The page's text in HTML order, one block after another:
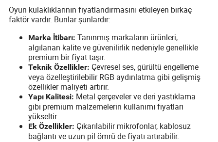
Oyun kulaklıklarının fiyatlandırmasını etkileyen birkaç
faktör vardır. Bunlar şunlardır:
Marka İtibarı: Tanınmış markaların ürünleri,
algılanan kalite ve güvenilirlik nedeniyle genellikle
premium bir fiyat taşır.
Teknik Özellikler: Çevresel ses, gürültü engelleme
veya özelleştirilebilir RGB aydınlatma gibi gelişmiş
özellikler maliyeti artırır.
Yapı Kalitesi: Metal çerçeveler ve deri yastıklama
gibi premium malzemelerin kullanımı fiyatları
yükseltir.
Ek Özellikler: Çıkarılabilir mikrofonlar, kablosuz
bağlantı ve uzun pil ömrü de fiyatı artırabilir.